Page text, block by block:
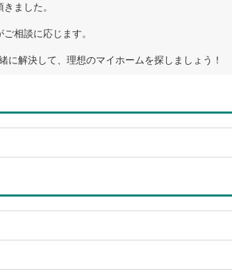
ました。
相談に応じます。
解決して、理想のマイホームを探しましょう！